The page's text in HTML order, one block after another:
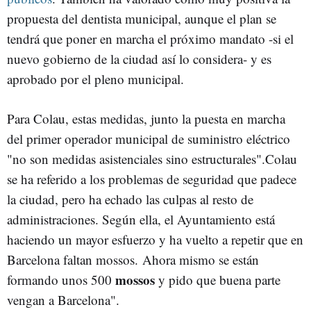
propuesta del dentista municipal, aunque el plan se
tendrá que poner en marcha el próximo mandato -si el
nuevo gobierno de la ciudad así lo considera- y es
aprobado por el pleno municipal.
ParaColau, estas medidas, junto la puesta en marcha
del primer operador municipal de suministro eléctrico
"no son medidas asistenciales sino estructurales".Colau
se ha referido a los problemas de seguridad que padece
la ciudad, pero ha echado las culpas al resto de
administraciones. Según ella, el Ayuntamiento está
haciendo un mayor esfuerzo y ha vuelto a repetir que en
Barcelona faltan mossos. Ahora mismo se están
formando unos 500 mossos y pido que buena parte
vengan a Barcelona".